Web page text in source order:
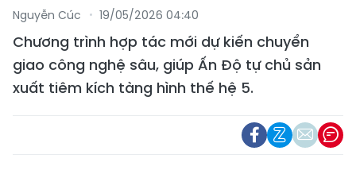
Nguyễn Cúc 19/05/2026 04:40
Chương trình hợp tác mới dự kiến chuyển
giao công nghệ sâu, giúp Ấn Độ tự chủ sản
xuất tiêm kích tàng hình thế hệ 5.